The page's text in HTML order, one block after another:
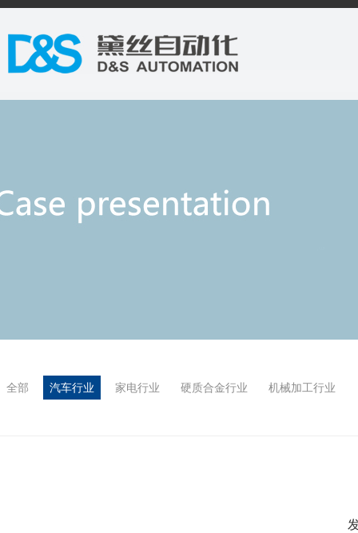
全部 汽车行业 家电行业 硬质合金行业 机械加工行业